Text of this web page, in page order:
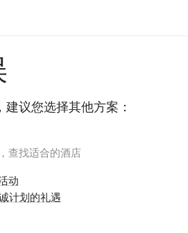
议您选择其他方案：
查找适合的酒店
动
计划的礼遇